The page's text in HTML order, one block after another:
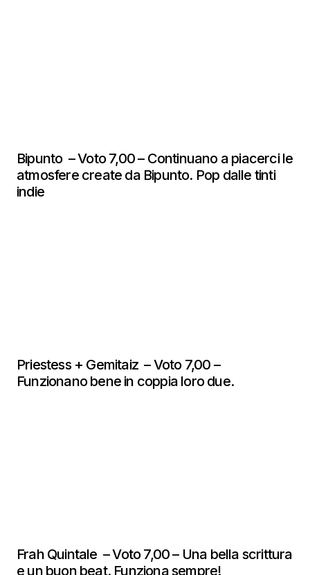
Bipunto – Voto 7,00 – Continuano a piacerci le
atmosfere create da Bipunto. Pop dalle tinti
indie
Priestess + Gemitaiz – Voto 7,00 –
Funzionano bene in coppia loro due.
Frah Quintale – Voto 7,00 – Una bella scrittura
e un buon beat. Funziona sempre!